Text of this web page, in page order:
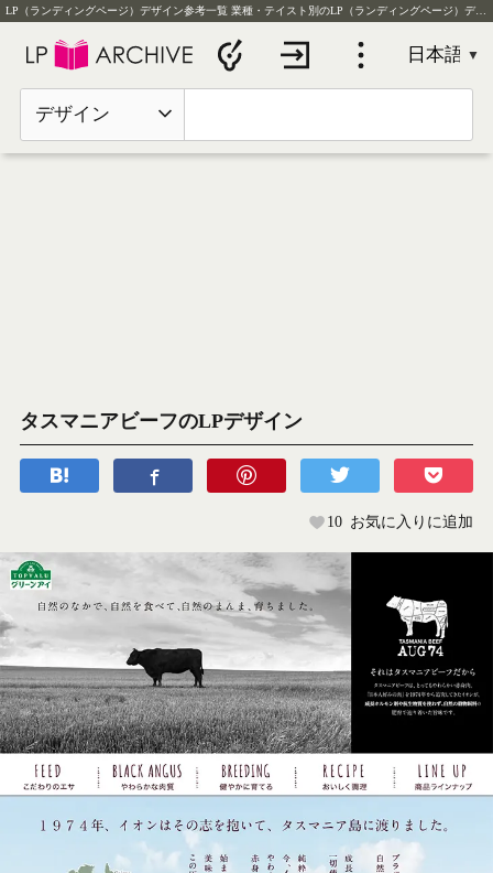
LP（ランディングページ）デザイン参考一覧 業種・テイスト別のLP（ランディングページ）デザイン実例を毎日更新
デザイン
タスマニアビーフのLPデザイン
10 お気に入りに追加